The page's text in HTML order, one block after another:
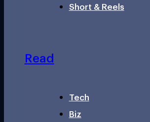
Short & Reels
Read
Tech
Biz